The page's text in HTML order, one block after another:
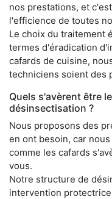
nos prestations, et
l'efficience de toutes
Le choix du traitement
termes d'éradication
cafards de cuisine,
techniciens soient des
Quels s'avèrent être
désinsectisation ?
Nous proposons des
en ont besoin, car
comme les cafards
vous.
Notre structure de
intervention